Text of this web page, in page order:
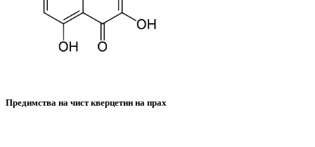
Предимства на чист кверцетин на прах